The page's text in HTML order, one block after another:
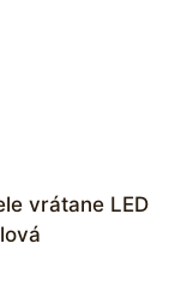
vrátane LED